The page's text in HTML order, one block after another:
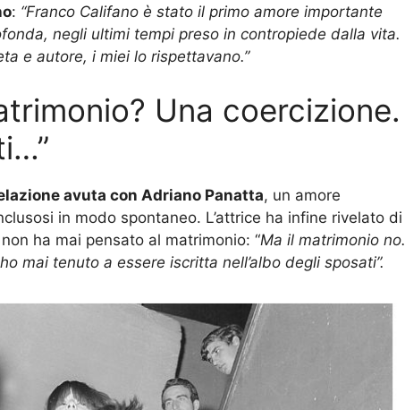
: “Franco Califano è stato il primo amore importante
negli ultimi tempi preso in contropiede dalla vita.
e autore, i miei lo rispettavano.”
Una coercizione.
avuta con Adriano Panatta, un amore
in modo spontaneo. L’attrice ha infine rivelato di
ha mai pensato al matrimonio: “Ma il matrimonio no.
mai tenuto a essere iscritta nell’albo degli sposati”.